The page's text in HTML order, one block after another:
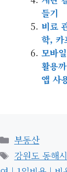
들기
비료
학, 카
모바
활용
앱 사
카
테
고
부동산
태
그
강원도 동해